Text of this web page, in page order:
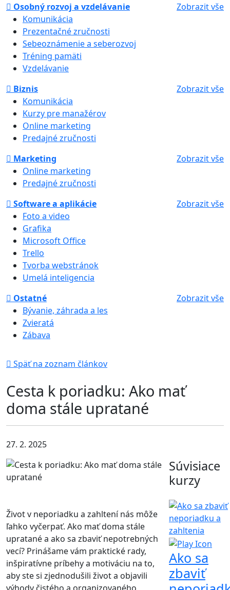
Osobný rozvoj a vzdelávanie
Zobrazit vše
Komunikácia
Prezentačné zručnosti
Sebeoznámenie a seberozvoj
Tréning pamäti
Vzdelávanie
Biznis
Zobrazit vše
Komunikácia
Kurzy pre manažérov
Online marketing
Predajné zručnosti
Marketing
Zobrazit vše
Online marketing
Predajné zručnosti
Software a aplikácie
Zobrazit vše
Foto a video
Grafika
Microsoft Office
Trello
Tvorba webstránok
Umelá inteligencia
Ostatné
Zobrazit vše
Bývanie, záhrada a les
Zvieratá
Zábava
Späť na zoznam článkov
Cesta k poriadku: Ako mať
doma stále upratané
27. 2. 2025
Život v neporiadku a zahltení nás môže
ľahko vyčerpať. Ako mať doma stále
upratané a ako sa zbaviť nepotrebných
vecí? Prinášame vám praktické rady,
inšpiratívne príbehy a motiváciu na to,
aby ste si zjednodušili život a objavili
Súvisiace
kurzy
Ako sa
zbaviť